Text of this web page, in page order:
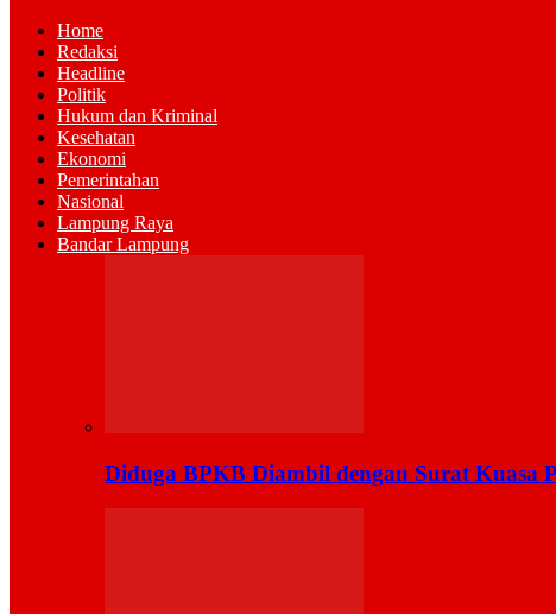
Home
Redaksi
Headline
Politik
Hukum dan Kriminal
Kesehatan
Ekonomi
Pemerintahan
Nasional
Lampung Raya
Bandar Lampung
Diduga BPKB Diambil dengan Surat Kuasa